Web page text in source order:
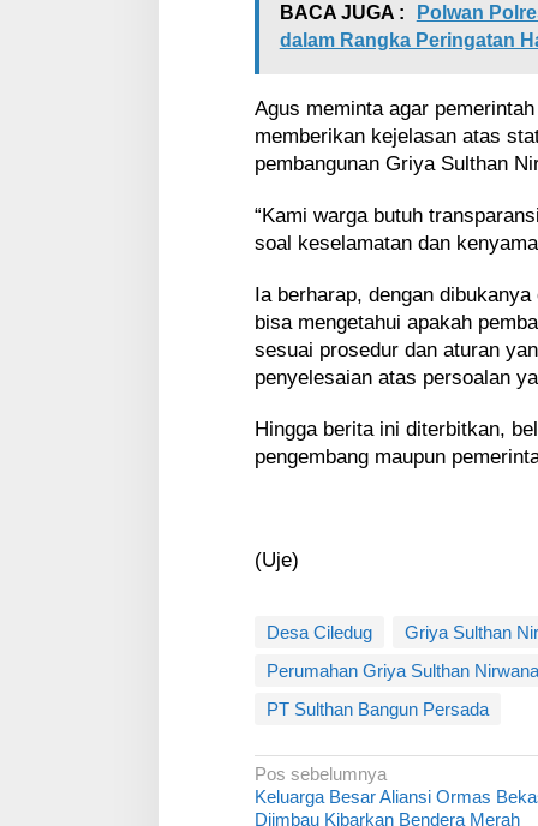
BACA JUGA :
Polwan
dalam Rangka Peringatan
Agus meminta agar
memberikan kejelasan atas
pembangunan Griya Sulthan
“Kami warga butuh
soal keselamatan dan
Ia berharap, dengan
bisa mengetahui apakah
sesuai prosedur dan aturan
penyelesaian atas persoalan
Hingga berita ini diterbitkan,
pengembang maupun
(Uje)
Desa Ciledug
Griya Sulthan
Perumahan Griya Sulthan Nirwana
PT Sulthan Bangun Persada
N
a
Pos sebelumnya
Keluarga Besar Aliansi Ormas
Diimbau Kibarkan Bendera Merah